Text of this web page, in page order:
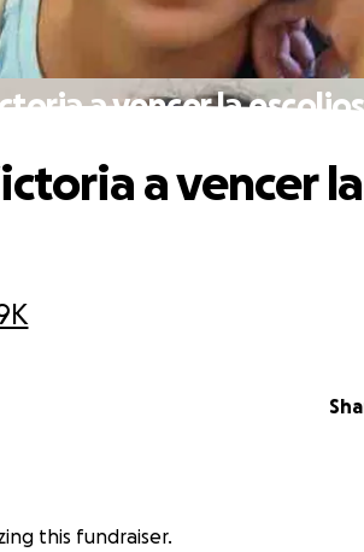
a vencer la
a vencer
this fundraiser.